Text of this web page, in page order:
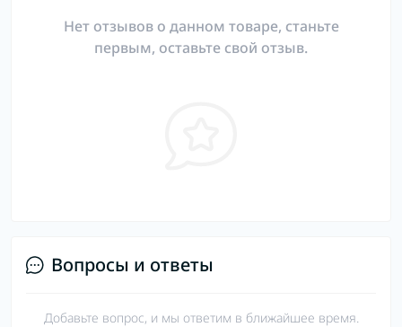
Нет отзывов о данном товаре, станьте
первым, оставьте свой отзыв.
Вопросы и ответы
Добавьте вопрос, и мы ответим в ближайшее время.